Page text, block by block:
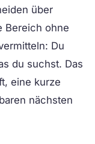
über
Bereich ohne
Du
du suchst. Das
eine kurze
nächsten